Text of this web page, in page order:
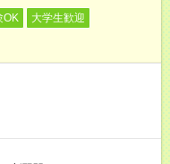
OK
大学生歓迎